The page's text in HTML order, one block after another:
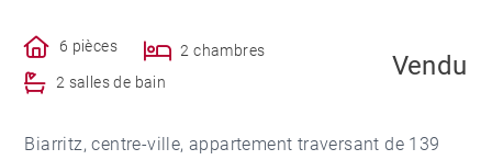
6 pièces
2 chambres
2 salles de bain
Vendu
Biarritz, centre-ville, appartement traversant de 139